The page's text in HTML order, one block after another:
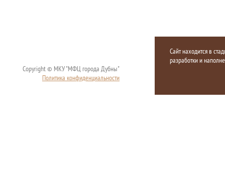
Copyright © МКУ "МФЦ города Дубны"
Политика конфиденциальности
Сайт находится в
разработки и